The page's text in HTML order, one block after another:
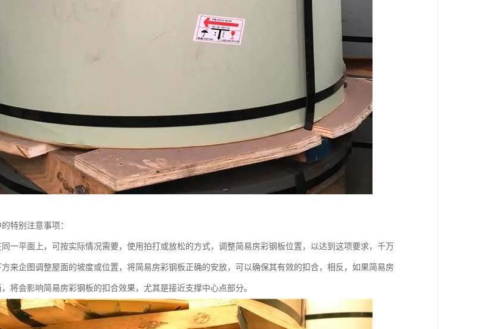
特别注意事项：
一平面上，可按实际情况需要，使用拍打或放松的方式，调整简易房彩钢板位置，以达到这项要求，千万
来企图调整屋面的坡度或位置，将简易房彩钢板正确的安放，可以确保其有效的扣合，相反，如果简易房
将会影响简易房彩钢板的扣合效果，尤其是接近支撑中心点部分。